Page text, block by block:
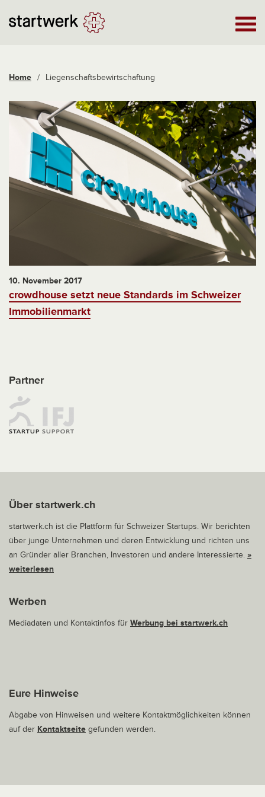
Home / Liegenschaftsbewirtschaftung
10. November 2017
crowdhouse setzt neue Standards im Schweizer
Immobilienmarkt
Partner
Über startwerk.ch
startwerk.ch ist die Plattform für Schweizer Startups. Wir berichten
über junge Unternehmen und deren Entwicklung und richten uns
an Gründer aller Branchen, Investoren und andere Interessierte. »
weiterlesen
Werben
Mediadaten und Kontaktinfos für Werbung bei startwerk.ch
Eure Hinweise
Abgabe von Hinweisen und weitere Kontaktmöglichkeiten können
auf der Kontaktseite gefunden werden.